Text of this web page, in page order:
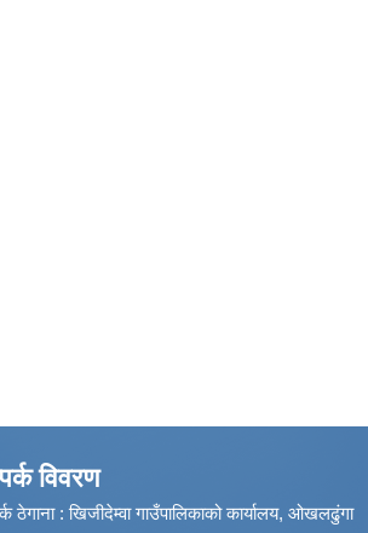
विवरण
ठेगाना : खिजीदेम्वा गाउँपालिकाको कार्यालय, ओखलढुंगा